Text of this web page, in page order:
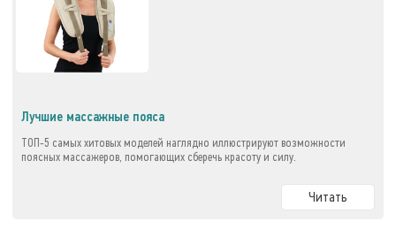
Лучшие массажные пояса
ТОП-5 самых хитовых моделей наглядно иллюстрируют возможности
поясных массажеров, помогающих сберечь красоту и силу.
Читать